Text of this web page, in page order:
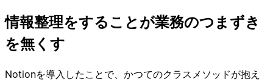
情報整理をすることが業務のつまずき
を無くす
Notionを導入したことで、かつてのクラスメソッドが抱え